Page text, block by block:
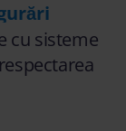
cu sisteme